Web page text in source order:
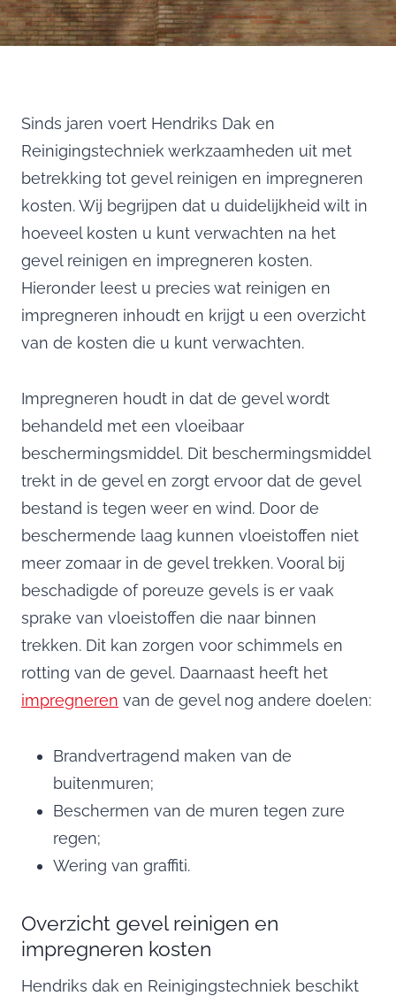
Sinds jaren voert Hendriks Dak en
Reinigingstechniek werkzaamheden uit met
betrekking tot gevel reinigen en impregneren
kosten. Wij begrijpen dat u duidelijkheid wilt in
hoeveel kosten u kunt verwachten na het
gevel reinigen en impregneren kosten.
Hieronder leest u precies wat reinigen en
impregneren inhoudt en krijgt u een overzicht
van de kosten die u kunt verwachten.
Impregneren houdt in dat de gevel wordt
behandeld met een vloeibaar
beschermingsmiddel. Dit beschermingsmiddel
trekt in de gevel en zorgt ervoor dat de gevel
bestand is tegen weer en wind. Door de
beschermende laag kunnen vloeistoffen niet
meer zomaar in de gevel trekken. Vooral bij
beschadigde of poreuze gevels is er vaak
sprake van vloeistoffen die naar binnen
trekken. Dit kan zorgen voor schimmels en
rotting van de gevel. Daarnaast heeft het
impregneren van de gevel nog andere doelen:
Brandvertragend maken van de
buitenmuren;
Beschermen van de muren tegen zure
regen;
Wering van graffiti.
Overzicht gevel reinigen en
impregneren kosten
Hendriks dak en Reinigingstechniek beschikt